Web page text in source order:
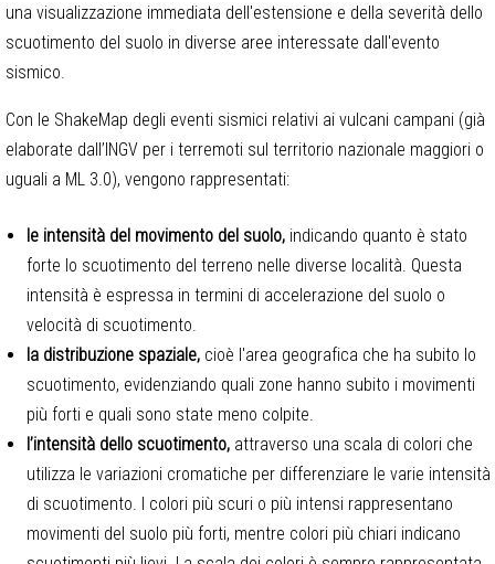
una visualizzazione immediata dell'estensione e della severità dello
scuotimento del suolo in diverse aree interessate dall'evento
sismico.
Con le ShakeMap degli eventi sismici relativi ai vulcani campani (già
elaborate dall’INGV per i terremoti sul territorio nazionale maggiori o
uguali a ML 3.0), vengono rappresentati:
le intensità del movimento del suolo, indicando quanto è stato
forte lo scuotimento del terreno nelle diverse località. Questa
intensità è espressa in termini di accelerazione del suolo o
velocità di scuotimento.
la distribuzione spaziale, cioè l'area geografica che ha subito lo
scuotimento, evidenziando quali zone hanno subito i movimenti
più forti e quali sono state meno colpite.
l’intensità dello scuotimento, attraverso una scala di colori che
utilizza le variazioni cromatiche per differenziare le varie intensità
di scuotimento. I colori più scuri o più intensi rappresentano
movimenti del suolo più forti, mentre colori più chiari indicano